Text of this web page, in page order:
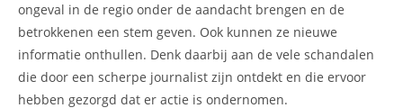
ongeval in de regio onder de aandacht brengen en de
betrokkenen een stem geven. Ook kunnen ze nieuwe
informatie onthullen. Denk daarbij aan de vele schandalen
die door een scherpe journalist zijn ontdekt en die ervoor
hebben gezorgd dat er actie is ondernomen.